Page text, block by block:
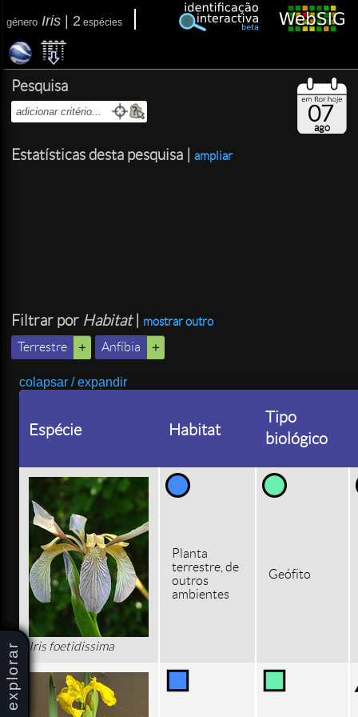
explorar
género Iris | 2 espécies
Pesquisa
Estatísticas desta pesquisa | ampliar
Filtrar por Habitat|
mostrar outro
Terrestre
Anfíbia
07
ago
colapsar / expandir
Espécie Habitat
Tipo
biológico
Iris foetidissima
Planta
terrestre, de
outros
ambientes
Geófito